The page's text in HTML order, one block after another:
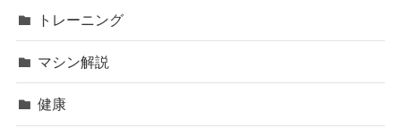
トレーニング
マシン解説
健康